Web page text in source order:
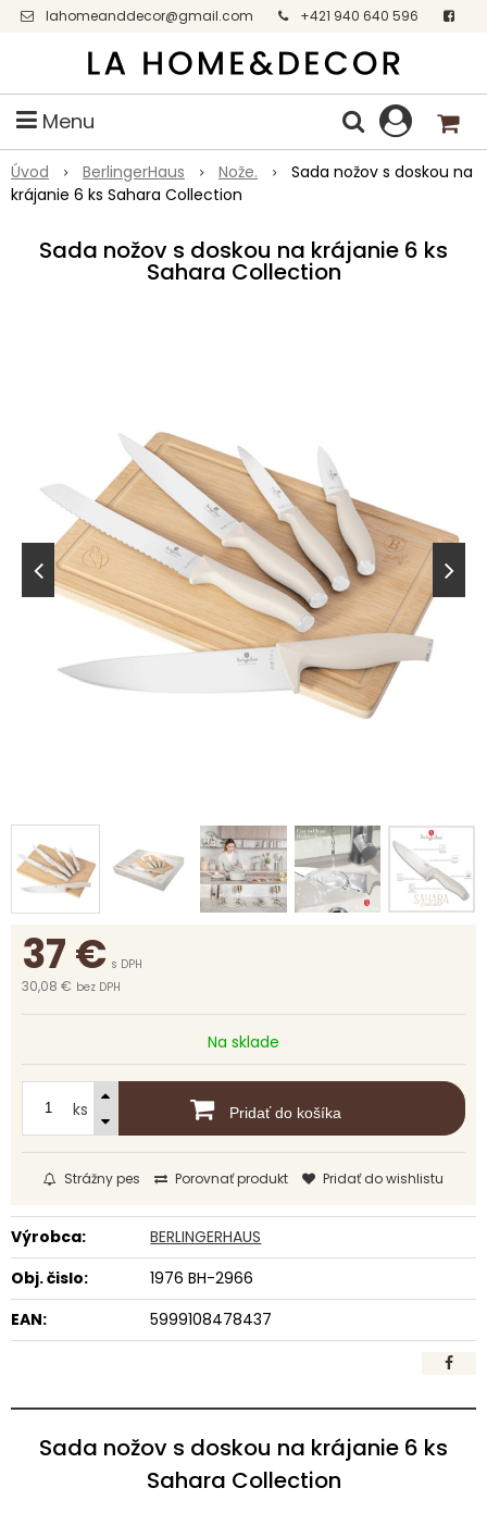
lahomeanddecor@gmail.com
+421 940 640 596
Facebook
Menu
Úvod BerlingerHaus Nože.
Sada nožov s doskou na
krájanie 6 ks Sahara Collection
Sada nožov s doskou na krájanie 6 ks
Sahara Collection
37€ s DPH
30,08 € bez DPH
Na sklade
ks Pridať do košíka
Strážny pes Porovnať produkt Pridať do wishlistu
Výrobca:
BERLINGERHAUS
Obj. čislo:
1976 BH-2966
EAN:
5999108478437
Sada nožov s doskou na krájanie 6 ks
Sahara Collection